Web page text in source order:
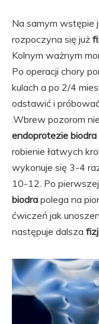
Na samym wstępie
rozpoczyna się już
Kolnym ważnym
Po operacji chory
kulach a po 2/4
odstawić i
.Wbrew pozorom
endoprotezie biodra
robienie łatwych
wykonuje się 3-4
10-12. Po
biodra polega na
ćwiczeń jak
następuje dalsza